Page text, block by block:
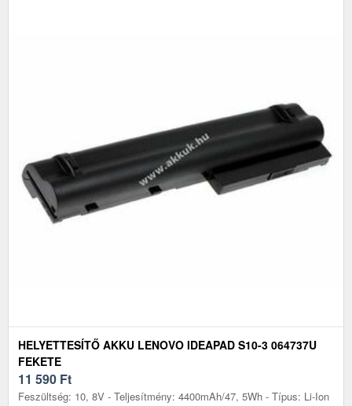
HELYETTESÍTŐ AKKU LENOVO IDEAPAD S10-3 064737U
FEKETE
11 590 Ft
Feszültség: 10, 8V - Teljesítmény: 4400mAh/47, 5Wh - Típus: Li-Ion